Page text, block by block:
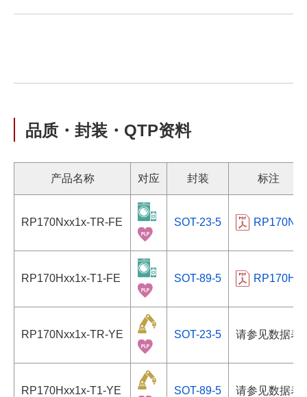
品质・封装・QTP资料
产品名称 对应 封装 标注
RP170Nxx1x-TR-FE SOT-23-5 RP170N
RP170Hxx1x-T1-FE SOT-89-5 RP170H
RP170Nxx1x-TR-YE SOT-23-5 请参见数据表
RP170Hxx1x-T1-YE SOT-89-5 请参见数据表